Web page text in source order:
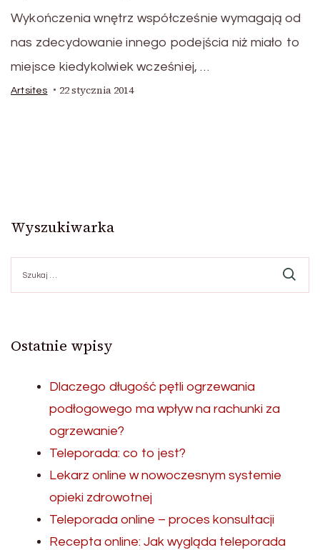
Wykończenia wnętrz współcześnie wymagają od
nas zdecydowanie innego podejścia niż miało to
miejsce kiedykolwiek wcześniej, …
Artsites 22 stycznia 2014
Wyszukiwarka
Ostatnie wpisy
Dlaczego długość pętli ogrzewania
podłogowego ma wpływ na rachunki za
ogrzewanie?
Teleporada: co to jest?
Lekarz online w nowoczesnym systemie
opieki zdrowotnej
Teleporada online – proces konsultacji
Recepta online: Jak wygląda teleporada